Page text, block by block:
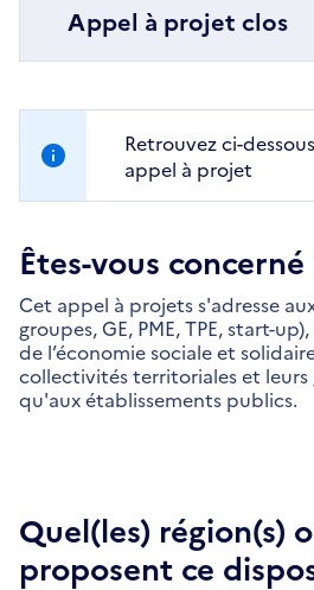
Appel à projet clos
Retrouvez ci-
appel à projet
Êtes-vous concerné
Cet appel à projets s'adresse
groupes, GE, PME, TPE, start-
de l’économie sociale et
collectivités territoriales et leurs
qu'aux établissements publics.
Quel(les) région(s)
proposent ce